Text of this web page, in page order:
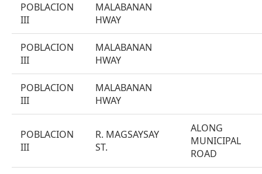
POBLACION
III
MALABANAN
HWAY
POBLACION
III
MALABANAN
HWAY
POBLACION
III
MALABANAN
HWAY
POBLACION
III
R. MAGSAYSAY
ST.
ALONG
MUNICIPAL
ROAD